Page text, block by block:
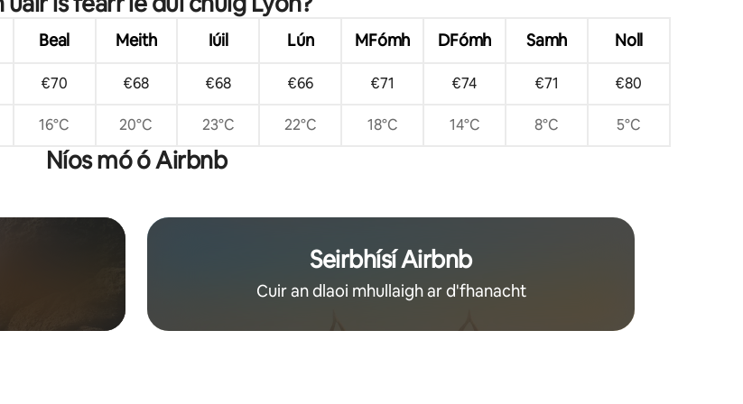
Beal Meith Iúil Lún MFómh DFómh Samh Noll
€70 €68 €68 €66 €71 €74 €71 €80
16°C 20°C 23°C 22°C 18°C 14°C 8°C 5°C
Níos mó ó Airbnb
Seirbhísí Airbnb
Cuir an dlaoi mhullaigh ar d'fhanacht